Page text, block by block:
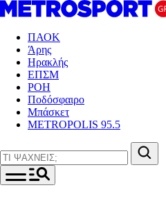
ΠΑΟΚ
Άρης
Ηρακλής
ΕΠΣΜ
ΡΟΗ
Ποδόσφαιρο
Μπάσκετ
METROPOLIS 95.5